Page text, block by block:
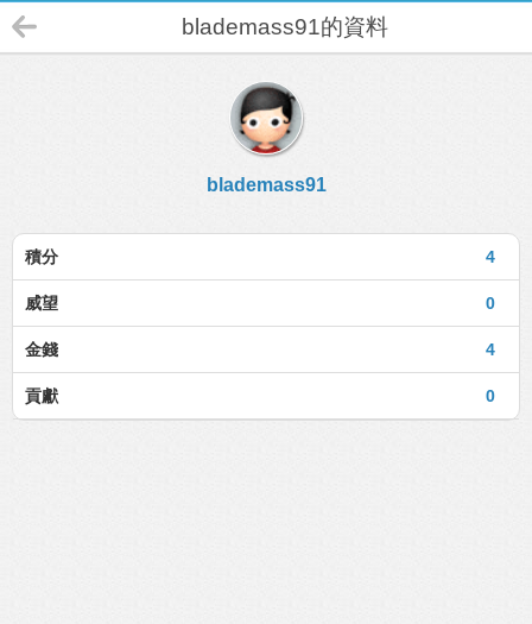
blademass91的資料
blademass91
4
積分
0
威望
4
金錢
0
貢獻